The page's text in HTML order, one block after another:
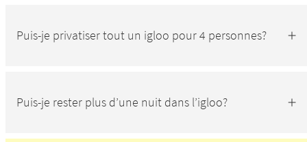
Puis-je privatiser tout un igloo pour 4 personnes?
Puis-je rester plus d’une nuit dans l’igloo?